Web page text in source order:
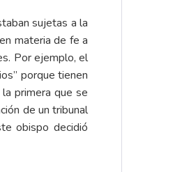
sujetas a la
materia de fe a
Por ejemplo, el
porque tienen
primera que se
de un tribunal
obispo decidió